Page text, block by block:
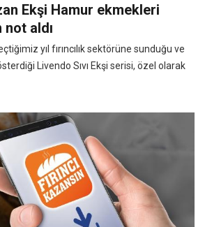
Ekşi Hamur ekmekleri
aldı
yıl fırıncılık sektörüne sunduğu ve
Livendo Sıvı Ekşi serisi, özel olarak